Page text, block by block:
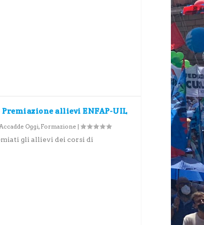
Premiazione allievi ENFAP-UIL
Oggi, Formazione |
gli allievi dei corsi di